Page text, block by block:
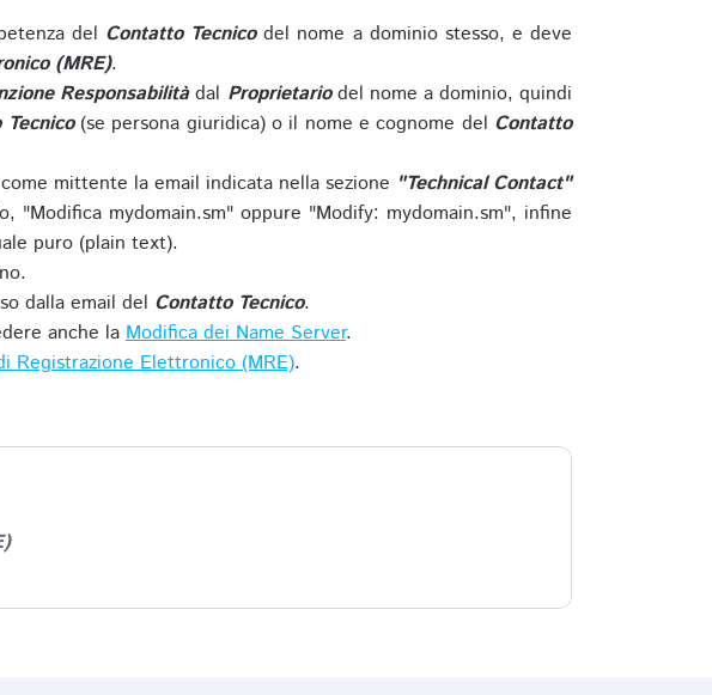
del Contatto Tecnicodel nome a dominio stesso, e deve
(MRE).
Responsabilitàdal Proprietariodel nome a dominio, quindi
(se persona giuridica) o il nome e cognome del Contatto
mittente la email indicata nella sezione "Technical Contact"
mydomain.sm" oppure "Modify: mydomain.sm", infine
puro (plain text).
dalla email del Contatto Tecnico.
anche la Modifica dei Name Server.
Registrazione Elettronico (MRE).